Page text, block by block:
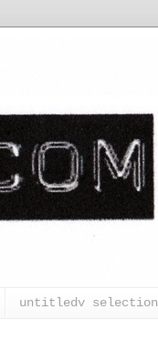
untitledv selection